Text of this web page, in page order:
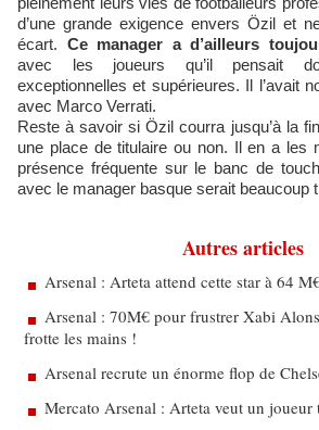
d’une grande exigence envers Özil et
écart. Ce manager a d’ailleurs
avec les joueurs qu’il pensait
exceptionnelles et supérieures. Il l’avait
avec Marco Verrati.
Reste à savoir si Özil courra jusqu’à la
une place de titulaire ou non. Il en a les
présence fréquente sur le banc de
avec le manager basque serait beaucoup
Autres articles
Arsenal : Arteta attend cette star à 64
Arsenal : 70M€ pour frustrer Xabi
frotte les mains !
Arsenal recrute un énorme flop de
Mercato Arsenal : Arteta veut un